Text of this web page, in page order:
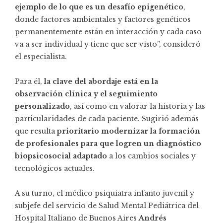
ejemplo de lo que es un desafío epigenético,
donde factores ambientales y factores genéticos
permanentemente están en interacción y cada caso
va a ser individual y tiene que ser visto”, consideró
el especialista.
Para él,la clave del abordaje está en la
observación clínica y el seguimiento
personalizado, así como en valorar la historia y las
particularidades de cada paciente. Sugirió además
que resultaprioritario modernizar la formación
de profesionales para que logren un diagnóstico
biopsicosocial adaptado a los cambios sociales y
tecnológicos actuales.
A su turno, el médico psiquiatra infanto juvenil y
subjefe del servicio de Salud Mental Pediátrica del
Hospital Italiano de Buenos AiresAndrés